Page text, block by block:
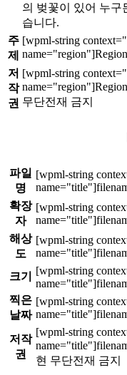
의 벚꽃이 있어 누구
습니다.
주
제
저
작
권 무단전재 금지
파일
명
확장
자
해상
도
크기
찍은
날짜
저작
권
현 무단전재 금지